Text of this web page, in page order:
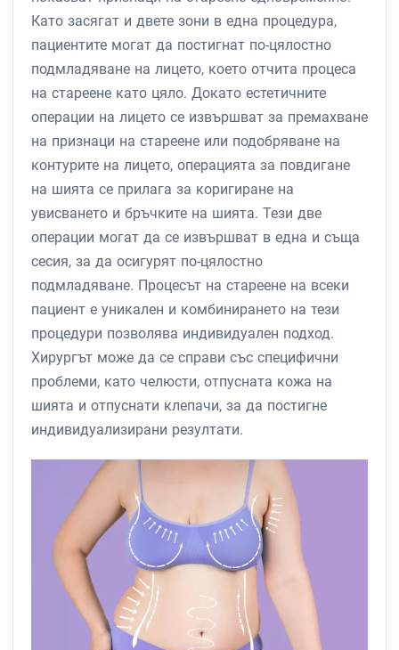
Като засягат и двете зони в една процедура,
пациентите могат да постигнат по-цялостно
подмладяване на лицето, което отчита процеса
на стареене като цяло. Докато естетичните
операции на лицето се извършват за премахване
на признаци на стареене или подобряване на
контурите на лицето, операцията за повдигане
на шията се прилага за коригиране на
увисването и бръчките на шията. Тези две
операции могат да се извършват в една и съща
сесия, за да осигурят по-цялостно
подмладяване. Процесът на стареене на всеки
пациент е уникален и комбинирането на тези
процедури позволява индивидуален подход.
Хирургът може да се справи със специфични
проблеми, като челюсти, отпусната кожа на
шията и отпуснати клепачи, за да постигне
индивидуализирани резултати.